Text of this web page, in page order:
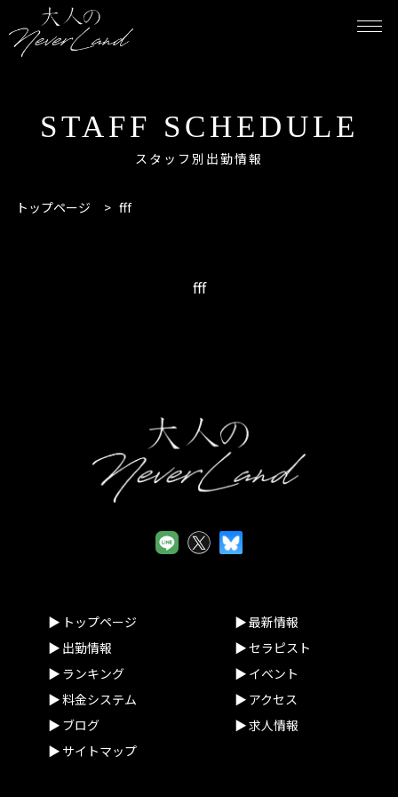
スタッフ別出勤情報
STAFF SCHEDULE
トップページ > fff
fff
トップページ
最新情報
出勤情報
セラピスト
ランキング
イベント
料金システム
アクセス
ブログ
求人情報
サイトマップ